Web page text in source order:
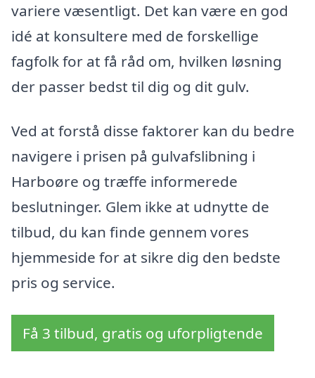
variere væsentligt. Det kan være en god
idé at konsultere med de forskellige
fagfolk for at få råd om, hvilken løsning
der passer bedst til dig og dit gulv.
Ved at forstå disse faktorer kan du bedre
navigere i prisen på gulvafslibning i
Harboøre og træffe informerede
beslutninger. Glem ikke at udnytte de
tilbud, du kan finde gennem vores
hjemmeside for at sikre dig den bedste
pris og service.
Få 3 tilbud, gratis og uforpligtende